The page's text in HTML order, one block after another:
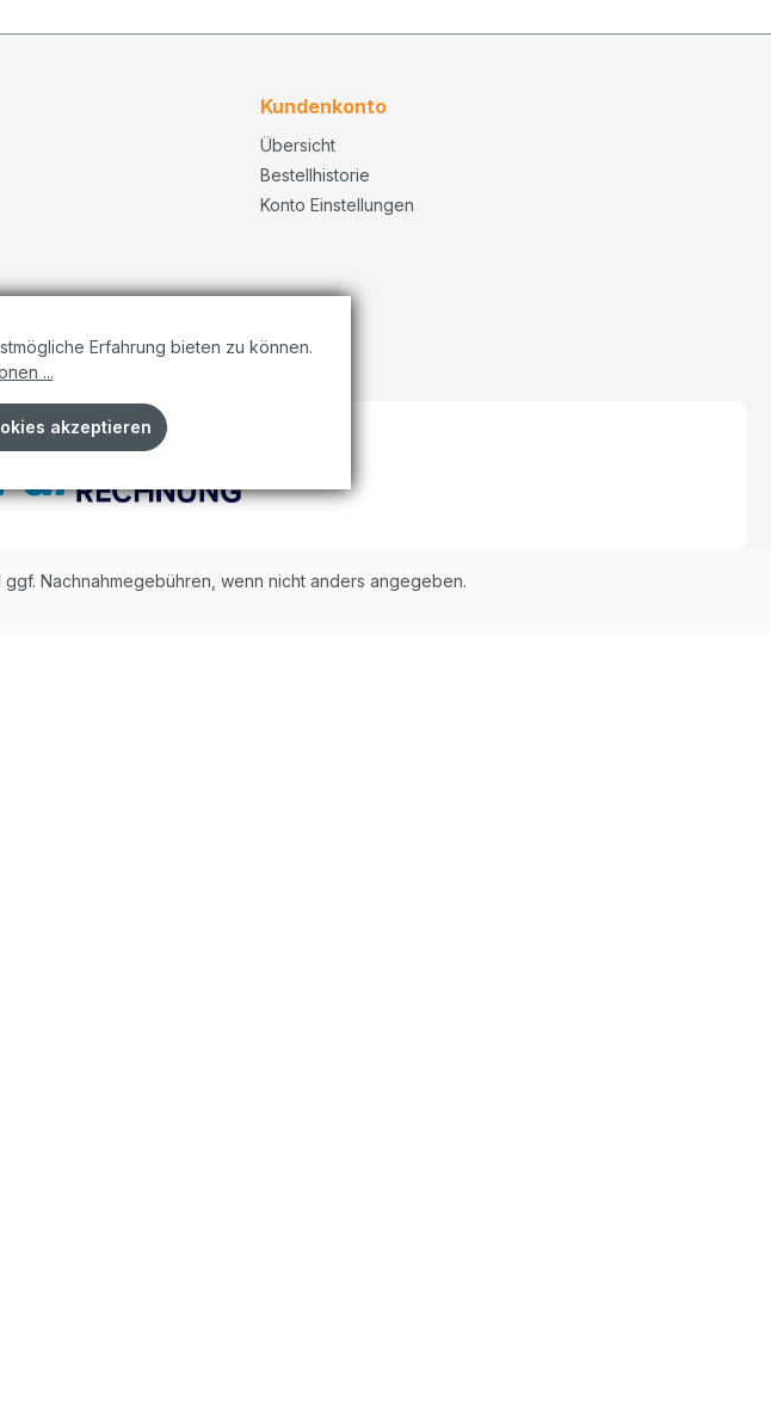
Kundenkonto
Übersicht
Bestellhistorie
Konto Einstellungen
ggf. Nachnahmegebühren, wenn nicht anders angegeben.
Erfahrung bieten zu können.
...
akzeptieren